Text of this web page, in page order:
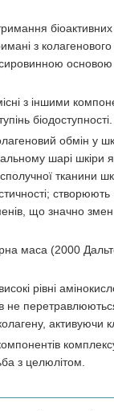
з колагенового
з іншими
біодоступності.
обмін у
шарі шкіри
тканини
створюють
що значно
маса (2000
рівні
не
активуючи
з целюлітом.